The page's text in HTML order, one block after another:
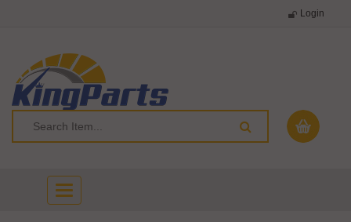
Login
Toggle
navigation